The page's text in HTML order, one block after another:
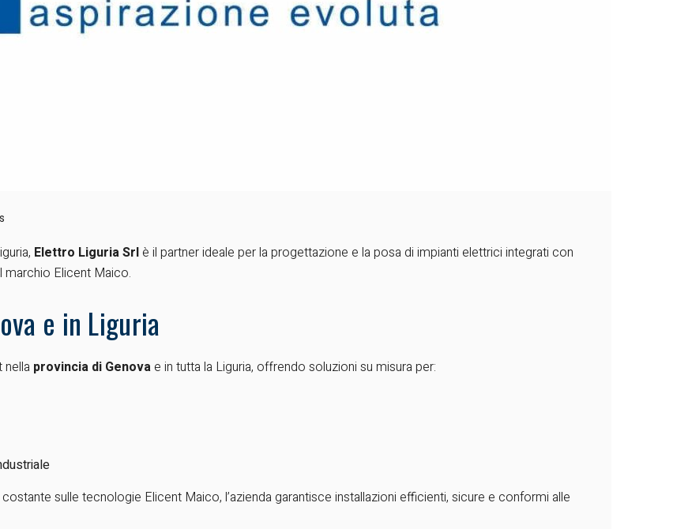
Elettro Liguria Srlè il partner ideale per la progettazione e la posa di impianti elettrici integrati con
Elicent Maico.
e in Liguria
provincia di Genovae in tutta la Liguria, offrendo soluzioni su misura per:
sulle tecnologie Elicent Maico, l’azienda garantisce installazioni efficienti, sicure e conformi alle